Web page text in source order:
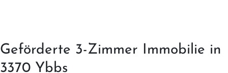
Geförderte 3-Zimmer Immobilie in
3370 Ybbs